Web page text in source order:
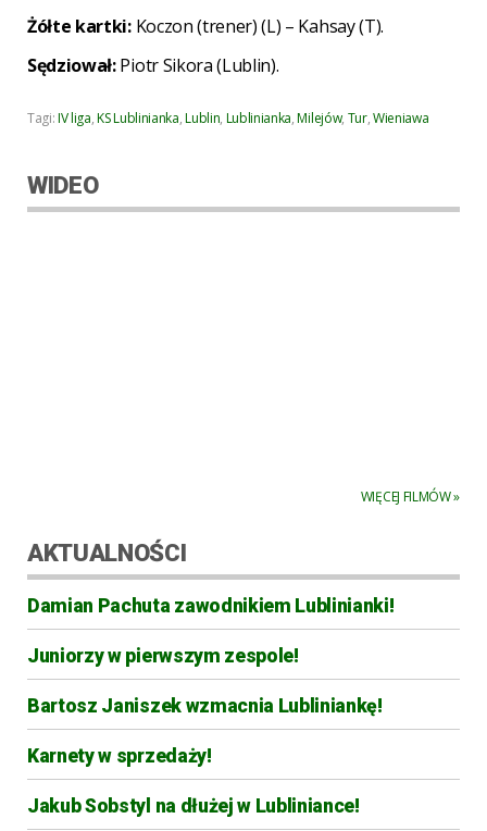
Żółte kartki:Koczon (trener) (L) – Kahsay (T).
Sędziował:Piotr Sikora (Lublin).
Tagi:IV liga,KS Lublinianka,Lublin, Lublinianka,Milejów, Tur,Wieniawa
WIDEO
WIĘCEJ FILMÓW »
AKTUALNOŚCI
Damian Pachuta zawodnikiem Lublinianki!
Juniorzy w pierwszym zespole!
Bartosz Janiszek wzmacnia Lubliniankę!
Karnety w sprzedaży!
Jakub Sobstyl na dłużej w Lubliniance!